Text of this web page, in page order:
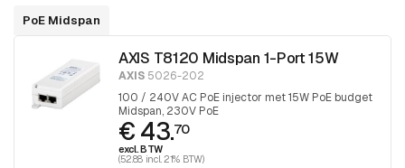
PoE Midspan
AXIS T8120 Midspan 1-Port 15W
AXIS 5026-202
100 / 240V AC PoE injector met 15W PoE budget
Midspan, 230V PoE
€ 43.70
excl. BTW
(52.88 incl. 21% BTW)